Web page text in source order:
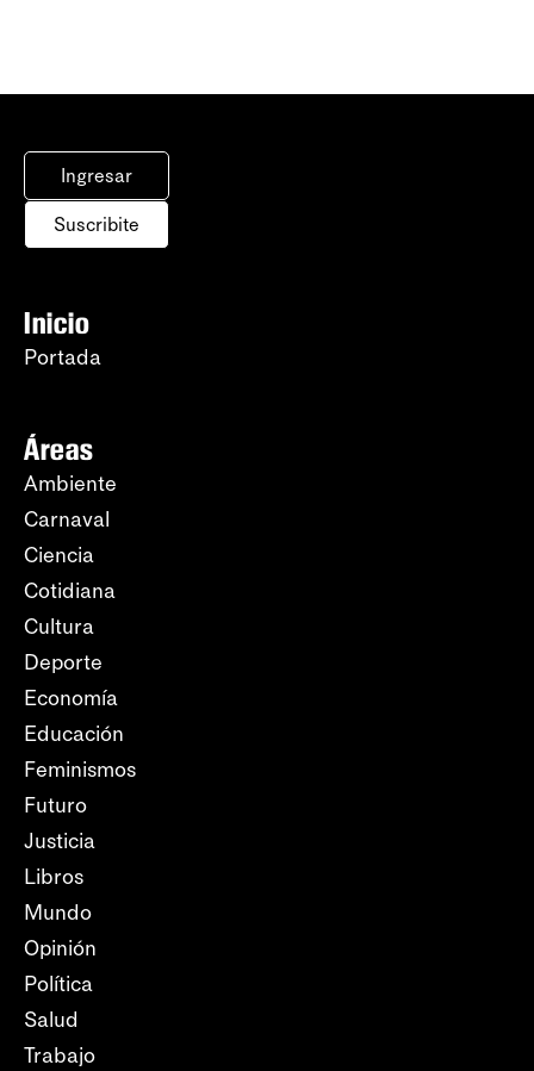
Ingresar
Suscribite
Inicio
Portada
Áreas
Ambiente
Carnaval
Ciencia
Cotidiana
Cultura
Deporte
Economía
Educación
Feminismos
Futuro
Justicia
Libros
Mundo
Opinión
Política
Salud
Trabajo